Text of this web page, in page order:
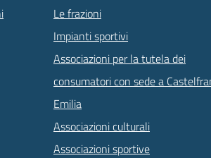
Le frazioni
Impianti sportivi
Associazioni per la tutela dei
consumatori con sede a
Emilia
Associazioni culturali
Associazioni sportive